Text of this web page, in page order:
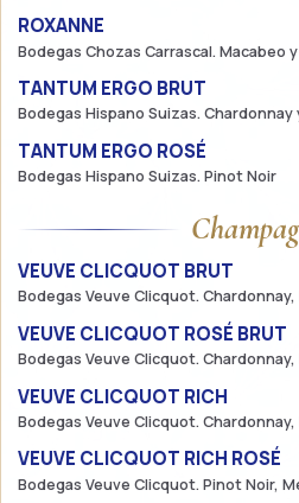
ROXANNE
Bodegas Chozas Carrascal. Macabeo
TANTUM ERGO BRUT
Bodegas Hispano Suizas. Chardonnay
TANTUM ERGO ROSÉ
Bodegas Hispano Suizas. Pinot Noir
VEUVE CLICQUOT BRUT
Bodegas Veuve Clicquot.
VEUVE CLICQUOT ROSÉ BRUT
Bodegas Veuve Clicquot. Chardonnay,
VEUVE CLICQUOT RICH
Bodegas Veuve Clicquot. Chardonnay,
VEUVE CLICQUOT RICH ROSÉ
Bodegas Veuve Clicquot. Pinot Noir,